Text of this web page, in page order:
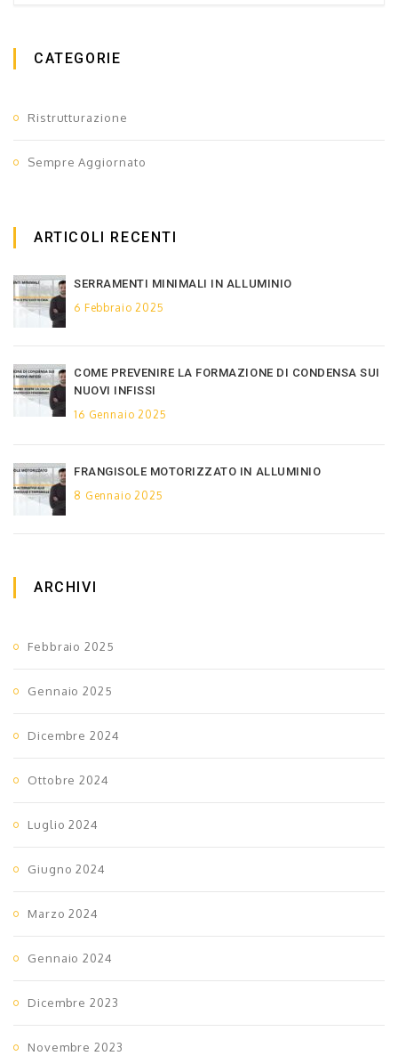
CATEGORIE
Ristrutturazione
Sempre Aggiornato
ARTICOLI RECENTI
SERRAMENTI MINIMALI IN ALLUMINIO
6 Febbraio 2025
COME PREVENIRE LA FORMAZIONE DI CONDENSA SUI
NUOVI INFISSI
16 Gennaio 2025
FRANGISOLE MOTORIZZATO IN ALLUMINIO
8 Gennaio 2025
ARCHIVI
Febbraio 2025
Gennaio 2025
Dicembre 2024
Ottobre 2024
Luglio 2024
Giugno 2024
Marzo 2024
Gennaio 2024
Dicembre 2023
Novembre 2023